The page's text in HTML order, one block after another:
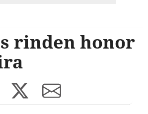
rinden honor